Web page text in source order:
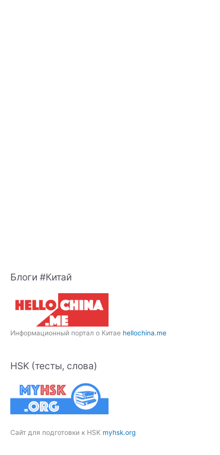
Блоги #Китай
Информационный портал о Китае hellochina.me
HSK (тесты, слова)
Сайт для подготовки к HSK myhsk.org